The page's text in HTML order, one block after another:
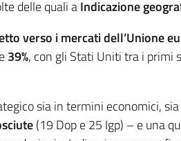
delle quali aIndicazione
verso i mercati dell’Unione
39%, con gli Stati Uniti tra i primi
sia in termini economici,
(19 Dop e 25 Igp) – e una